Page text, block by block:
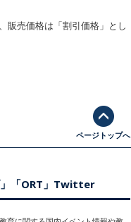
販売価格は「割引価格」とし
ページトップへ
」「ORT」Twitter